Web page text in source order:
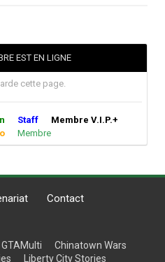
EST EN LIGNE
cette page.
Staff
Membre V.I.P.+
Membre
Contact
GTAMulti
Chinatown Wars
Liberty City Stories